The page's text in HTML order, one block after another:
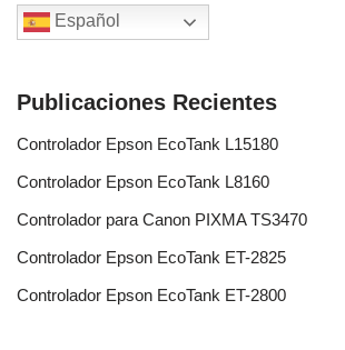
Español
Publicaciones Recientes
Controlador Epson EcoTank L15180
Controlador Epson EcoTank L8160
Controlador para Canon PIXMA TS3470
Controlador Epson EcoTank ET-2825
Controlador Epson EcoTank ET-2800